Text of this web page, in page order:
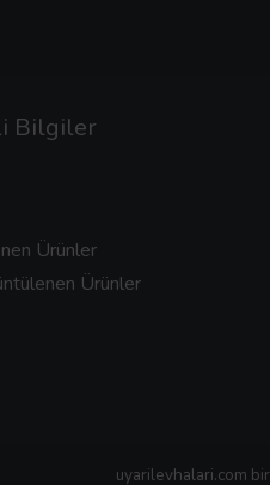
Bilgiler
Ürünler
Ürünler
uyarilevhalari.com bir